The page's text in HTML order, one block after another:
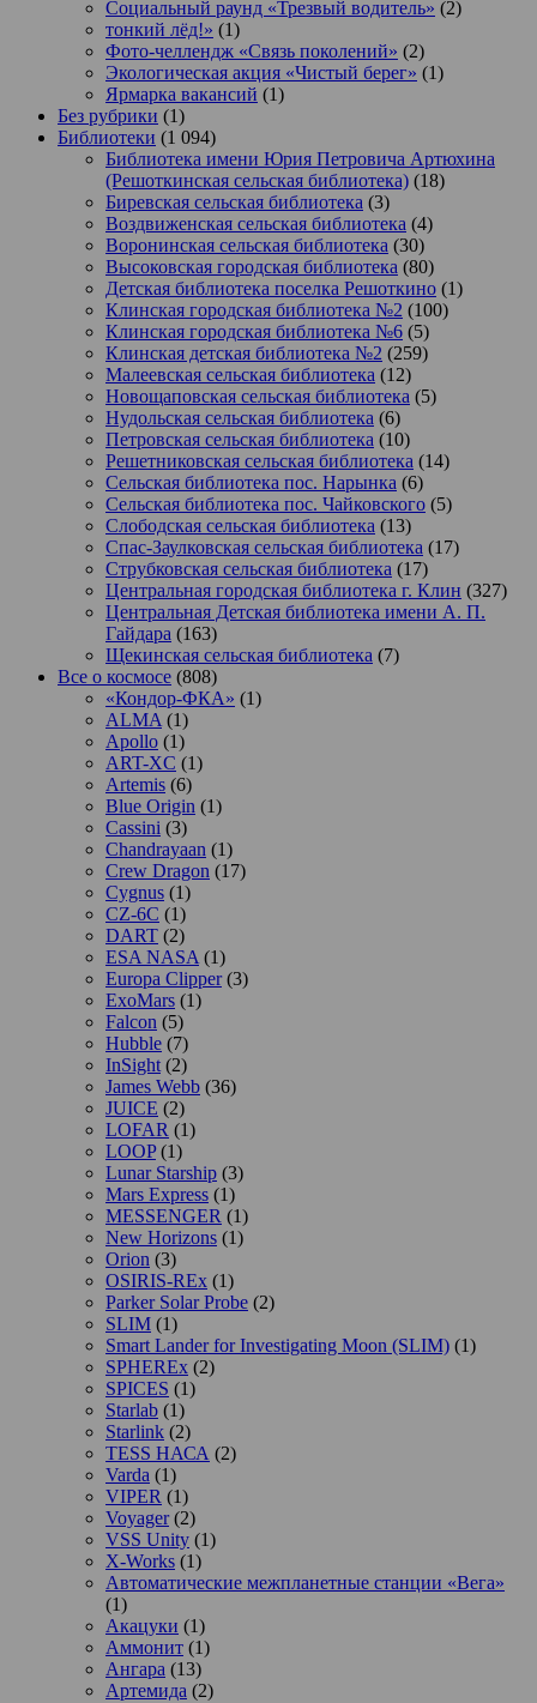
Социальный раунд «Трезвый водитель» (2)
тонкий лёд!» (1)
Фото-челлендж «Связь поколений» (2)
Экологическая акция «Чистый берег» (1)
Ярмарка вакансий (1)
Без рубрики (1)
Библиотеки (1 094)
Библиотека имени Юрия Петровича Артюхина
(Решоткинская сельская библиотека) (18)
Биревская сельская библиотека (3)
Воздвиженская сельская библиотека (4)
Воронинская сельская библиотека (30)
Высоковская городская библиотека (80)
Детская библиотека поселка Решоткино (1)
Клинская городская библиотека №2 (100)
Клинская городская библиотека №6 (5)
Клинская детская библиотека №2 (259)
Малеевская сельская библиотека (12)
Новощаповская сельская библиотека (5)
Нудольская сельская библиотека (6)
Петровская сельская библиотека (10)
Решетниковская сельская библиотека (14)
Сельская библиотека пос. Нарынка (6)
Сельская библиотека пос. Чайковского (5)
Слободская сельская библиотека (13)
Спас-Заулковская сельская библиотека (17)
Струбковская сельская библиотека (17)
Центральная городская библиотека г. Клин (327)
Центральная Детская библиотека имени А. П.
Гайдара (163)
Щекинская сельская библиотека (7)
Все о космосе (808)
«Кондор-ФКА» (1)
ALMA (1)
Apollo (1)
ART-XC (1)
Artemis (6)
Blue Origin (1)
Cassini (3)
Chandrayaan (1)
Crew Dragon (17)
Cygnus (1)
CZ-6C (1)
DART (2)
ESA NASA (1)
Europa Clipper(3)
ExoMars (1)
Falcon (5)
Hubble (7)
InSight (2)
James Webb (36)
JUICE (2)
LOFAR (1)
LOOP(1)
Lunar Starship (3)
Mars Express (1)
MESSENGER (1)
New Horizons (1)
Orion (3)
OSIRIS-REx (1)
Parker Solar Probe (2)
SLIM (1)
Smart Lander for Investigating Moon (SLIM) (1)
SPHEREx (2)
SPICES (1)
Starlab (1)
Starlink (2)
TESS НАСА (2)
Varda (1)
VIPER (1)
Voyager(2)
VSS Unity (1)
X-Works (1)
Автоматические межпланетные станции «Вега»
(1)
Акацуки (1)
Аммонит (1)
Ангара (13)
Артемида (2)